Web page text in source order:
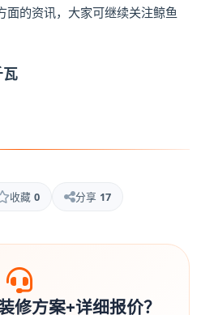
面的资讯，大家可继续关注鲸鱼
收藏 0 分享 17
修方案+详细报价？